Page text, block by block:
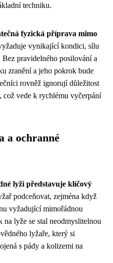
techniku.
fyzická příprava mimo
vynikající kondici, sílu
pravidelného posilování a
zranění a jeho pokrok bude
rovněž ignorují důležitost
což vede k rychlému vyčerpání
a ochranné
lyži představuje klíčový
podceňovat, zejména když
vyžadující mimořádnou
lyže se stal neodmyslitelnou
lyžaře, který si
s pády a kolizemi na